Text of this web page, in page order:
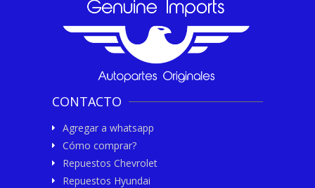
CONTACTO
Agregar a whatsapp
Cómo comprar?
Repuestos Chevrolet
Repuestos Hyundai